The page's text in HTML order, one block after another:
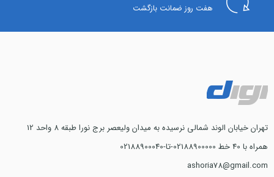
هفت روز ضمانت بازگشت
تهران خیابان الوند شمالی نرسیده به میدان ولیعصر برج نورا طبقه 8 واحد 12
همراه با 40 خط 02188900000-تا-02188900040
ashoria78@gmail.com